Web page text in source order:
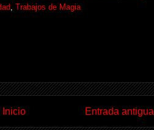
, Trabajos de Magia
Entrada antigua
Inicio